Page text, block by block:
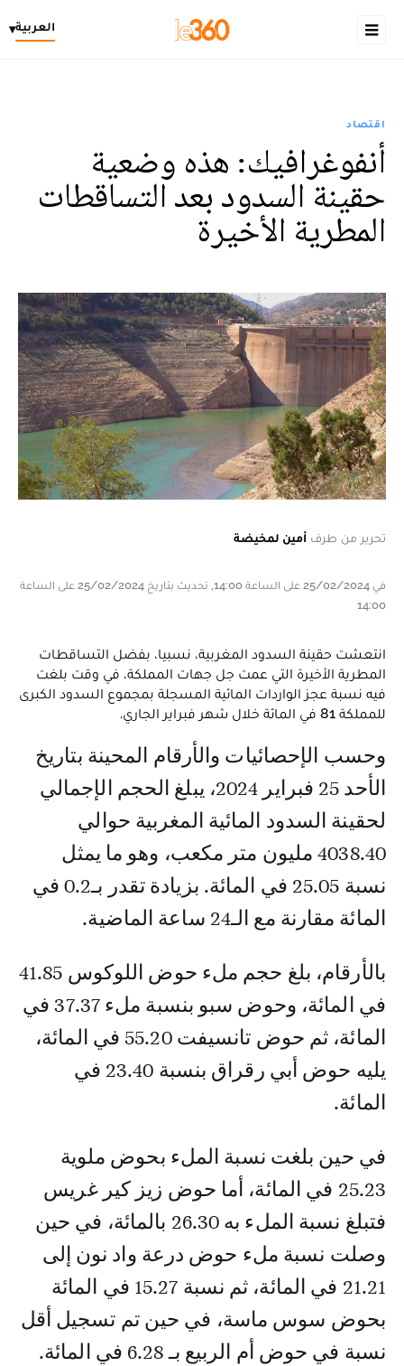
العربية▾
اقتصاد
أنفوغرافيك: هذه وضعية
حقينة السدود بعد التساقطات
المطرية الأخيرة
تحرير من طرف أمين لمخيضة
في 25/02/2024 على الساعة 14:00, تحديث بتاريخ 25/02/2024 على الساعة
14:00
انتعشت حقينة السدود المغربية، نسبيا، بفضل التساقطات
المطرية الأخيرة التي عمت جل جهات المملكة، في وقت بلغت
فيه نسبة عجز الواردات المائية المسجلة بمجموع السدود الكبرى
للمملكة 81 في المائة خلال شهر فبراير الجاري.
وحسب الإحصائيات والأرقام المحينة بتاريخ
الأحد 25 فبراير 2024، يبلغ الحجم الإجمالي
لحقينة السدود المائية المغربية حوالي
4038.40 مليون متر مكعب، وهو ما يمثل
نسبة 25.05 في المائة. بزيادة تقدر بـ0.2 في
المائة مقارنة مع الـ24 ساعة الماضية.
بالأرقام، بلغ حجم ملء حوض اللوكوس 41.85
في المائة، وحوض سبو بنسبة ملء 37.37 في
المائة، ثم حوض تانسيفت 55.20 في المائة،
يليه حوض أبي رقراق بنسبة 23.40 في
المائة.
في حين بلغت نسبة الملء بحوض ملوية
25.23 في المائة، أما حوض زيز كير غريس
فتبلغ نسبة الملء به 26.30 بالمائة، في حين
وصلت نسبة ملء حوض درعة واد نون إلى
21.21 في المائة، ثم نسبة 15.27 في المائة
بحوض سوس ماسة، في حين تم تسجيل أقل
نسبة في حوض أم الربيع بـ 6.28 في المائة.